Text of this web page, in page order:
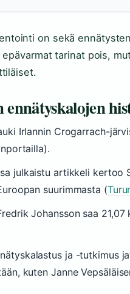
on sekä
tarinat pois,
Irlannin Crogarrach-
julkaistu artikkeli kertoo
suurimmasta (
Johansson saa 21,07
ja -tutkimus
kuten Janne